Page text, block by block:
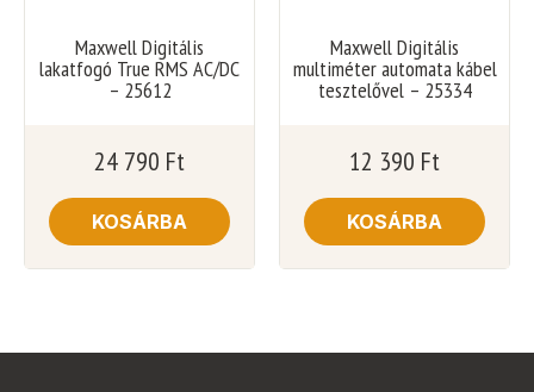
Maxwell Digitális
lakatfogó True RMS AC/DC
– 25612
24 790 Ft
KOSÁRBA
Maxwell Digitális
multiméter automata kábel
tesztelővel – 25334
12 390 Ft
KOSÁRBA